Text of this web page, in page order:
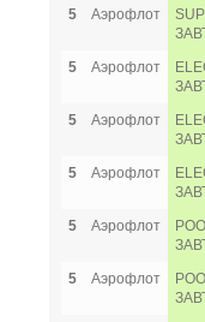
5
Аэрофлот
5
Аэрофлот
5
Аэрофлот
5
Аэрофлот
5
Аэрофлот
5
Аэрофлот